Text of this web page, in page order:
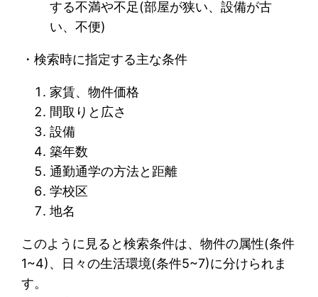
する不満や不足(部屋が狭い、設備が古
い、不便)
・検索時に指定する主な条件
家賃、物件価格
間取りと広さ
設備
築年数
通勤通学の方法と距離
学校区
地名
このように見ると検索条件は、物件の属性(条件
1~4)、日々の生活環境(条件5~7)に分けられま
す。